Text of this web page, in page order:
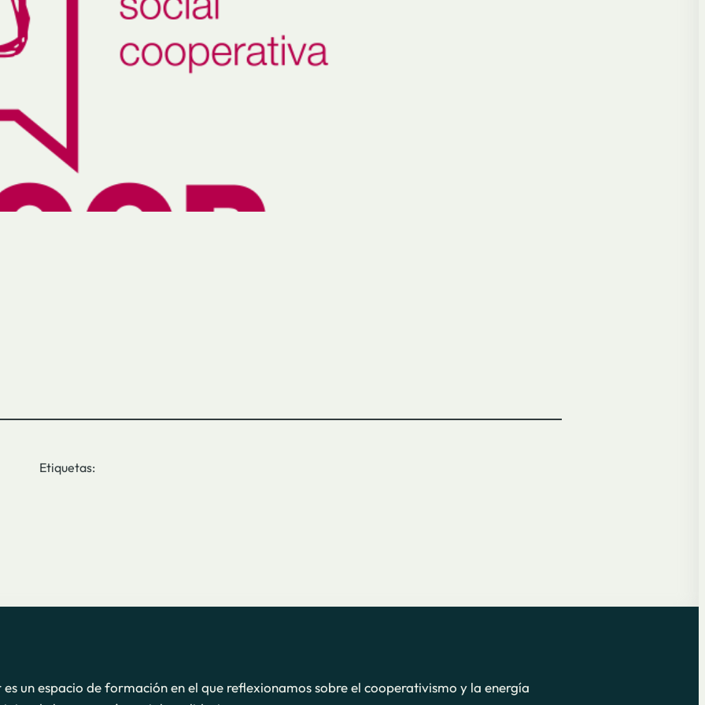
Etiquetas:
es un espacio de formación en el que reflexionamos sobre el cooperativismo y la energía